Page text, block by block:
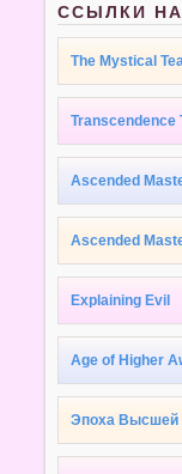
ССЫЛКИ
The Mystical
Transcendence
Ascended
Ascended
Explaining Evil
Age of Higher
Эпоха Высшей